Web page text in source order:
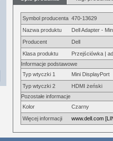
Symbol producenta 470-13629
Nazwa produktu
Dell Adapter -
Producent
Dell
Klasa produktu
Przejściówka |
Informacje podstawowe
Typ wtyczki 1
Mini DisplayPort
Typ wtyczki 2
HDMI żeński
Pozostałe informacje
Kolor
Czarny
Więcej informacji
www.dell.com